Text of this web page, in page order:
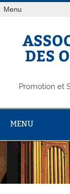
Skip
toMenu
DES
Promotion et
MENU